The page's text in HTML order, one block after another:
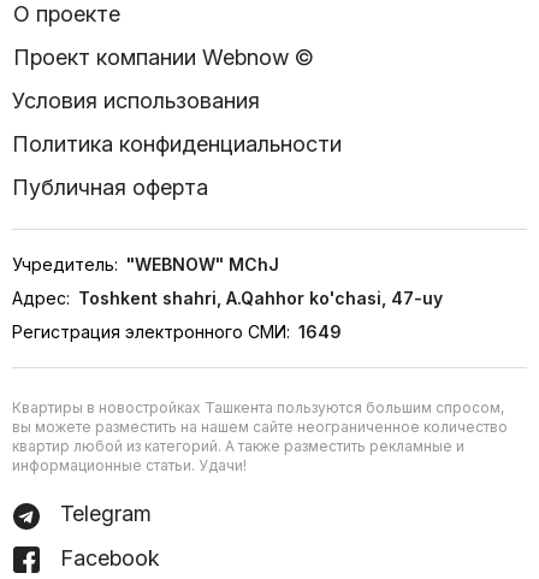
О проекте
Проект компании Webnow ©
Условия использования
Политика конфиденциальности
Публичная оферта
Учредитель: "WEBNOW" MChJ
Адрес: Toshkent shahri, A.Qahhor ko'chasi, 47-uy
Регистрация электронного СМИ: 1649
Квартиры в новостройках Ташкента пользуются большим спросом,
вы можете разместить на нашем сайте неограниченное количество
квартир любой из категорий. А также разместить рекламные и
информационные статьи. Удачи!
Telegram
Facebook